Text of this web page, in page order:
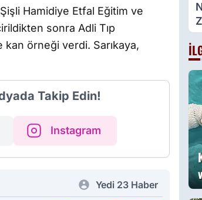
Hamidiye Etfal Eğitim ve
sonra Adli Tıp
örneği verdi. Sarıkaya,
Takip Edin!
Instagram
Yedi 23 Haber